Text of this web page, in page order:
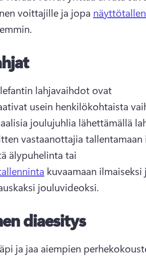
voittajille ja jopa
lahjavaihdot ovat
joulujuhlia lähettämällä
vastaanottajia tallentamaan
älypuhelinta tai
kuvaamaan ilmaiseksi
jouluvideoksi.
diaesitys
ja jaa aiempien